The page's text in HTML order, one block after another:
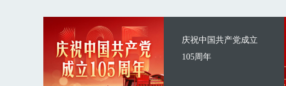
庆祝中国共产党成立
105周年